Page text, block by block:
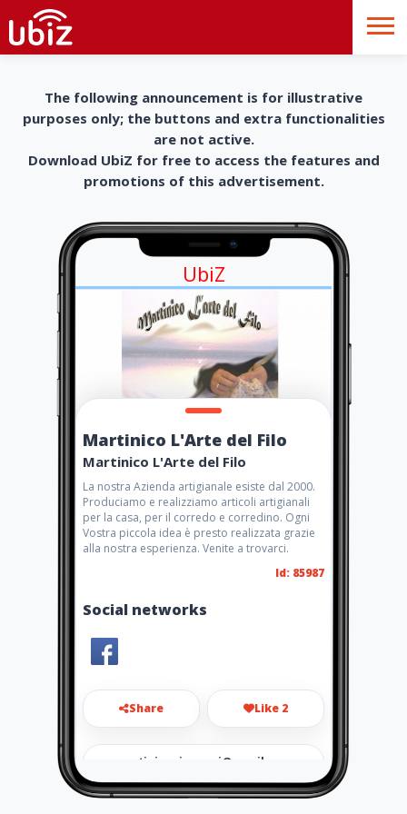
The following announcement is for illustrative
purposes only; the buttons and extra functionalities
are not active.
Download UbiZ for free to access the features and
promotions of this advertisement.
UbiZ
Martinico L'Arte del Filo
Martinico L'Arte del Filo
La nostra Azienda artigianale esiste dal 2000.
Produciamo e realizziamo articoli artigianali
per la casa, per il corredo e corredino. Ogni
Vostra piccola idea è presto realizzata grazie
alla nostra esperienza. Venite a trovarci.
Id: 85987
Social networks
Share Like 2
martinicogiovanni@gmail.co